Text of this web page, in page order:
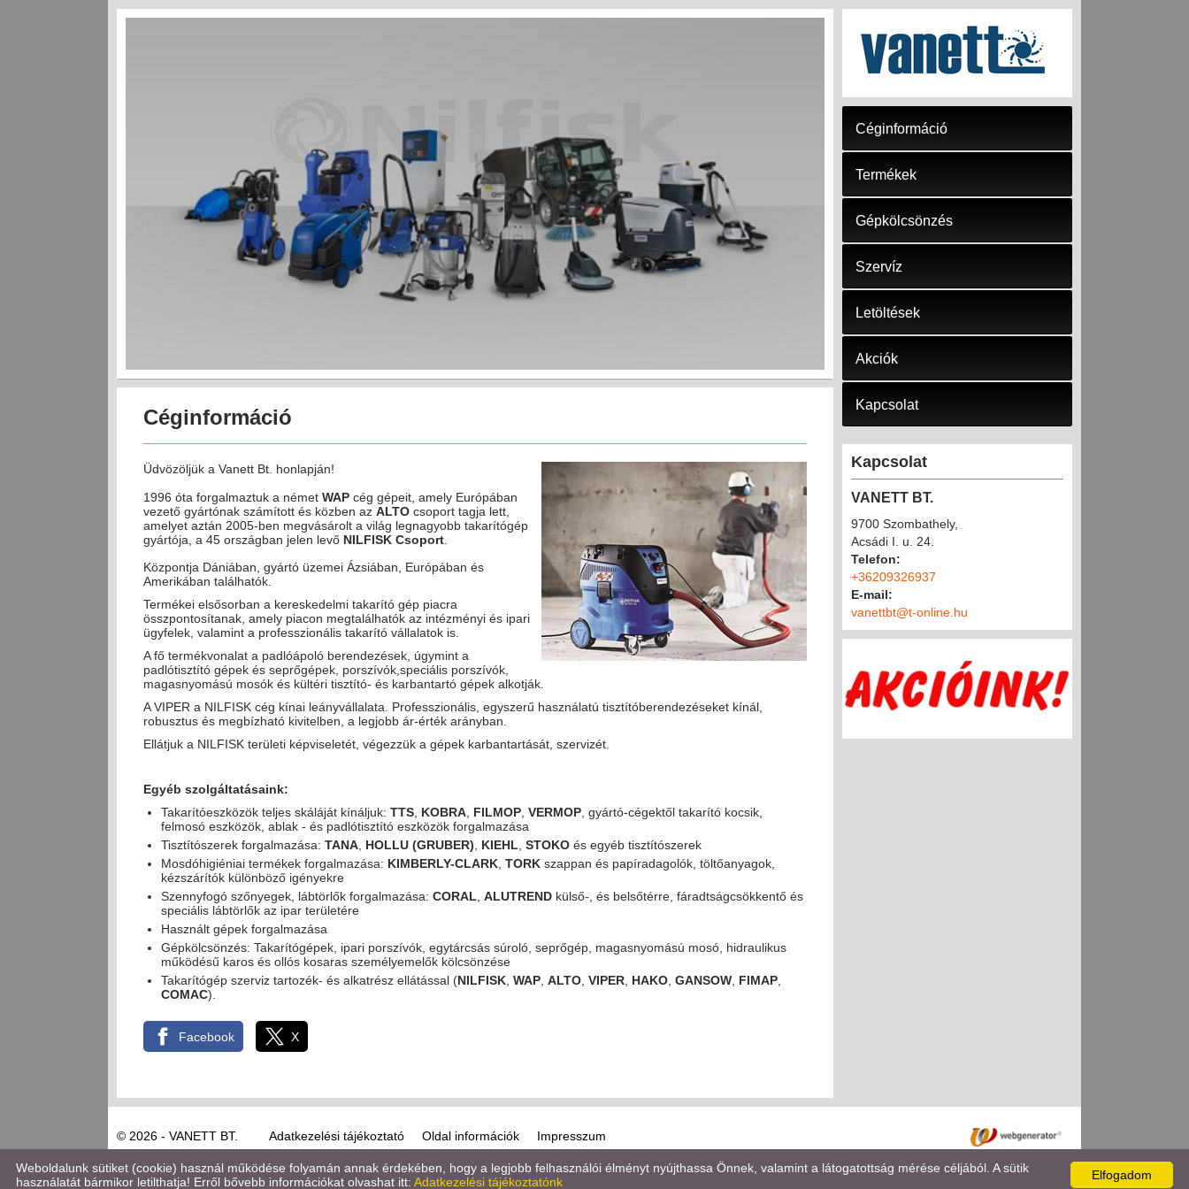
Céginformáció
Üdvözöljük a Vanett Bt. honlapján!
1996 óta forgalmaztuk a német WAP cég gépeit, amely Európában
vezető gyártónak számított és közben az ALTO csoport tagja lett,
amelyet aztán 2005-ben megvásárolt a világ legnagyobb takarítógép
gyártója, a 45 országban jelen levő NILFISK Csoport
Központja Dániában, gyártó üzemei Ázsiában, Európában és
Amerikában találhatók.
Termékei elsősorban a kereskedelmi takarító gép piacra
összpontosítanak, amely piacon megtalálhatók az intézményi és ipari
ügyfelek, valamint a professzionális takarító vállalatok is.
A fő termékvonalat a padlóápoló berendezések, úgymint a
padlótisztító gépek és seprőgépek, porszívók,speciális porszívók,
magasnyomású mosók és kültéri tisztító- és karbantartó gépek alkotják.
A VIPER a NILFISK cég kínai leányvállalata. Professzionális, egyszerű használatú tisztítóberendezéseket kínál,
robusztus és megbízható kivitelben, a legjobb ár-érték arányban.
Ellátjuk a NILFISK területi képviseletét, végezzük a gépek karbantartását, szervizét.
Egyéb szolgáltatásaink:
Takarítóeszközök teljes skáláját kínáljuk: TTS KOBRA FILMOP VERMOP , gyártó-cégektől takarító kocsik,
felmosó eszközök, ablak - és padlótisztító eszközök forgalmazása
Tisztítószerek forgalmazása: TANA HOLLU (GRUBER) KIEHL STOKO és egyéb tisztítószerek
Mosdóhigiéniai termékek forgalmazása: KIMBERLY-CLARK TORK szappan és papíradagolók, töltőanyagok,
kézszárítók különböző igényekre
Szennyfogó szőnyegek, lábtörlők forgalmazása: CORAL ALUTREND külső-, és belsőtérre, fáradtságcsökkentő és
speciális lábtörlők az ipar területére
Használt gépek forgalmazása
Gépkölcsönzés: Takarítógépek, ipari porszívók, egytárcsás súroló, seprőgép, magasnyomású mosó, hidraulikus
működésű karos és ollós kosaras személyemelők kölcsönzése
Takarítógép szerviz tartozék- és alkatrész ellátással (NILFISK WAP ALTO VIPER HAKO GANSOW FIMAP
COMAC).
Facebook X
Céginformáció
Termékek
Gépkölcsönzés
Szervíz
Letöltések
Akciók
Kapcsolat
Kapcsolat
VANETT BT.
9700 Szombathely,
Acsádi I. u. 24.
Telefon:
+36209326937
E-mail:
vanettbt@t-online.hu
© 2026 - VANETT BT. Adatkezelési tájékoztató Oldal információk Impresszum
Elfogadom
Weboldalunk sütiket (cookie) használ működése folyamán annak érdekében, hogy a legjobb felhasználói élményt nyújthassa Önnek, valamint a látogatottság mérése céljából. A sütik
használatát bármikor letilthatja! Erről bővebb információkat olvashat itt: Adatkezelési tájékoztatónk